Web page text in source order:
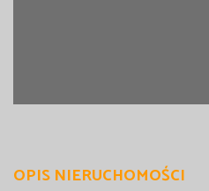
OPIS NIERUCHOMOŚCI